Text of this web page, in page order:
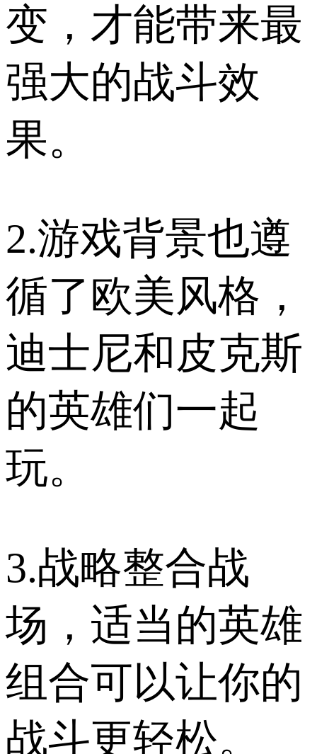
变，才能带来最
强大的战斗效
果。
2.游戏背景也遵
循了欧美风格，
迪士尼和皮克斯
的英雄们一起
玩。
3.战略整合战
场，适当的英雄
组合可以让你的
战斗更轻松。